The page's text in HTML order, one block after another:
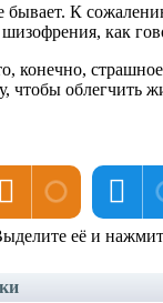
бывает. К
как
конечно,
чтобы
её и